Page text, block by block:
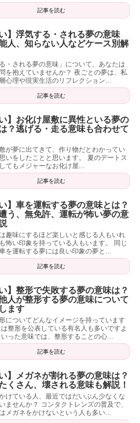
記事を読む
い】浮気する・される夢の意味
人、知らない人などケース別解
る・される夢の意味」について、あなたは
を抱えていませんか？ 夜ごとの夢は、私
心理や現実生活のリフレクション...
記事を読む
い】お化け屋敷に異性といる夢の
？逃げる・走る意味も合わせて
が夢に出てきて、作り物だとわかってい
いをしたことと思います。 夏のデートス
てもメジャーなお化け屋...
記事を読む
い】車を運転する夢の意味とは？
う、無免許、運転が怖い夢の意
趣味にするほど楽しいと感じる人もいれ
怖い印象を持っている人もいます。 同じ
を運転する夢には良い印象の夢と...
記事を読む
い】整形で失敗する夢の意味は？
人が整形する夢の意味について
ます
についてどんなイメージを持っています
整形を公表している有名人も多いですよ
った意味では、整形することの心...
記事を読む
い】メガネが割れる夢の意味は？
くさん、壊される意味も解説！
けている人、最近ではだいぶん少なくな
ませんか？ コンタクトレンズの普及で、
メガネをかけないという人も多い...